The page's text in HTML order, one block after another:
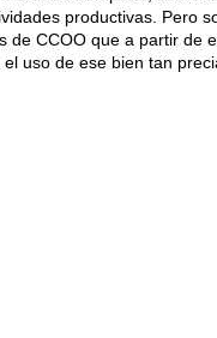
productivas. Pero
de CCOO que a partir de
uso de ese bien tan